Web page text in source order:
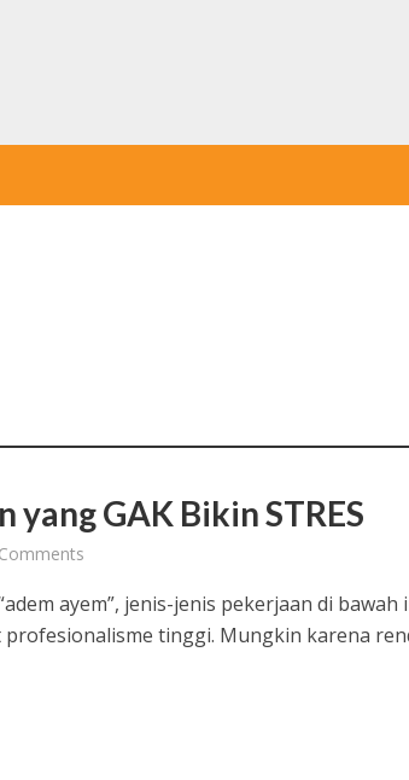
yang GAK Bikin STRES
ayem”, jenis-jenis pekerjaan di bawah
tinggi. Mungkin karena